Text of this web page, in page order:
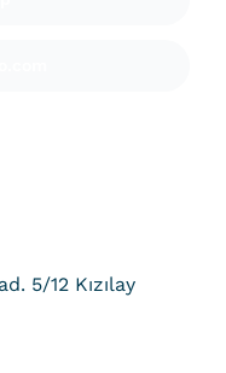
5/12 Kızılay